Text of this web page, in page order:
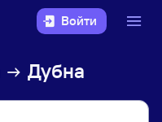
Войти
Дубна